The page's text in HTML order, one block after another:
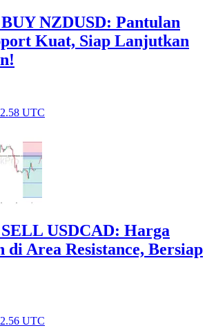
NZDUSD: Pantulan
Kuat, Siap Lanjutkan
UTC
USDCAD: Harga
di Area Resistance, Bersiap
UTC